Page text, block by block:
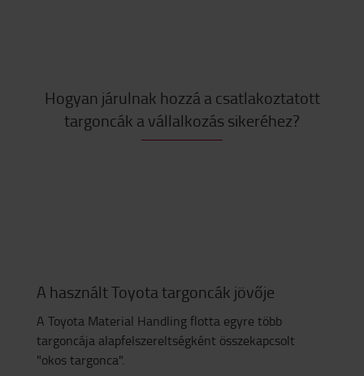
Hogyan járulnak hozzá a csatlakoztatott
targoncák a vállalkozás sikeréhez?
A használt Toyota targoncák jövője
A Toyota Material Handling flotta egyre több
targoncája alapfelszereltségként összekapcsolt
"okos targonca".